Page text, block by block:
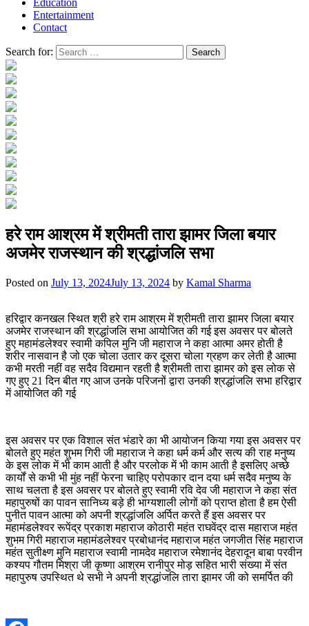
Education
Entertainment
Contact
Search for:
हरे राम आश्रम में श्रीमती तारा झामर जिला बयार
अजमेर राजस्थान की श्रद्धांजलि सभा
Posted on July 13, 2024July 13, 2024 by Kamal Sharma
हरिद्वार कनखल स्थित श्री हरे राम आश्रम में श्रीमती तारा झामर जिला बयार
अजमेर राजस्थान की श्रद्धांजलि सभा आयोजित की गई इस अवसर पर बोलते
हुए महामंडलेश्वर स्वामी कपिल मुनि जी महाराज ने कहा आत्मा अमर होती है
शरीर नासवान है जो एक चोला उतार कर दूसरा चोला ग्रहण कर लेती है आत्मा
कभी मरती नहीं वह सदैव विद्यमान रहती है श्रीमती तारा झामर को इस लोक से
गए हुए 21 दिन बीत गए आज उनके परिजनों द्वारा उनकी श्रद्धांजलि सभा हरिद्वार
में आयोजित की गई
इस अवसर पर एक विशाल संत भंडारे का भी आयोजन किया गया इस अवसर पर
बोलते हुए महंत शुभम गिरी जी महाराज ने कहा धर्म कर्म और सत्य की राह मनुष्य
के इस लोक में भी काम आती है और परलोक में भी काम आती है इसलिए अच्छे
कार्यों से कभी भी मुंह नहीं फेरना चाहिए परोपकार दान दया धर्म सदैव मनुष्य के
साथ चलता है इस अवसर पर बोलते हुए स्वामी रवि देव जी महाराज ने कहा संत
महापुरुषों का पावन सानिध्य बड़े ही भाग्यशाली लोगों को प्राप्त होता है हम ऐसी
पुनीत पावन आत्मा को अपनी श्रद्धांजलि अर्पित करते हैं इस अवसर पर
महामंडलेश्वर रूपेंद्र प्रकाश महाराज कोठारी महंत राघवेंद्र दास महाराज महंत
शुभम गिरी महाराज महामंडलेश्वर प्रबोधानंद महाराज महंत जगजीत सिंह महाराज
महंत सुतीक्ष्ण मुनि महाराज स्वामी नामदेव महाराज रमेशानंद देहरादून बाबा परवीन
कश्यप गौतम मिश्रा जी कृष्णा आश्रम रानीपुर मोड़ सहित भारी संख्या में संत
महापुरुष उपस्थित थे सभी ने अपनी श्रद्धांजलि तारा झामर जी को समर्पित की